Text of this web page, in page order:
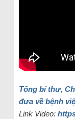
Tổng bí thư,
đưa về bệnh
Link Video: